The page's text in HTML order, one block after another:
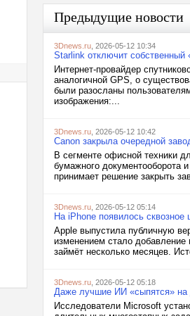
Предыдущие новости
3Dnews.ru , 2026-05-12 10:34
Starlink отключит собственный
Интернет-провайдер
аналогичной GPS, о
были разосланы
изображения:...
3Dnews.ru , 2026-05-12 10:42
Canon закрыла очередной
В сегменте офисной техники
бумажного документооборота
принимает решение закрыть
3Dnews.ru , 2026-05-12 05:14
На iPhone появилось
Apple выпустила публичную
изменением стало
займёт несколько месяцев.
3Dnews.ru , 2026-05-12 05:18
Даже лучшие ИИ «сыпятся» на
Исследователи Microsoft